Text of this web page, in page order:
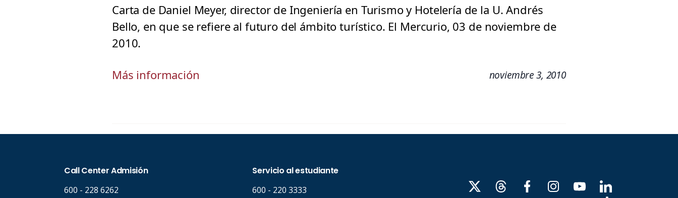
Carta de Daniel Meyer, director de Ingeniería en Turismo y Hotelería de la U. Andrés
Bello, en que se refiere al futuro del ámbito turístico. El Mercurio, 03 de noviembre de
2010.
Más información noviembre 3, 2010